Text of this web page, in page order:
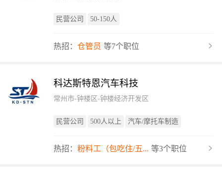
民营公司 50-150人
热招： 仓管员 等7个职位
科达斯特恩汽车科技
常州市-钟楼区-钟楼经济开发区
民营公司 500人以上 汽车/摩托车制造
热招： 粉料工（包吃住/五... 等3个职位